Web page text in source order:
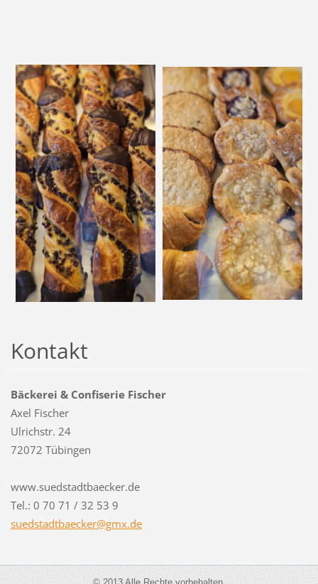
Kontakt
Bäckerei & Confiserie Fischer
Axel Fischer
Ulrichstr. 24
72072 Tübingen
www.suedstadtbaecker.de
Tel.: 0 70 71 / 32 53 9
suedstadtbaecker@gmx.de